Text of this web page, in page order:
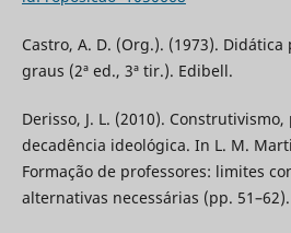
Castro, A. D. (Org.). (1973). Didática
graus (2ª ed., 3ª tir.). Edibell.
Derisso, J. L. (2010).
decadência ideológica. In L. M.
Formação de professores: limites
alternativas necessárias (pp. 51–62).